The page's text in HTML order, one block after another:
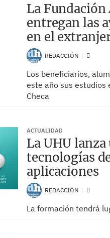
La
entregan las
en el
REDACCIÓN
Los beneficiarios,
este año sus estudios
Checa
ACTUALIDAD
La UHU
tecnologías
aplicaciones
REDACCIÓN
La formación tendrá